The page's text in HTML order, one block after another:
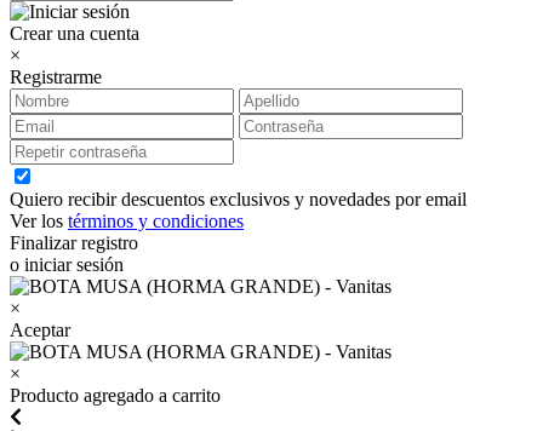
Crear una cuenta
×
Registrarme
Quiero recibir descuentos exclusivos y novedades por email
Ver los términos y condiciones
Finalizar registro
o iniciar sesión
×
Aceptar
×
Producto agregado a carrito